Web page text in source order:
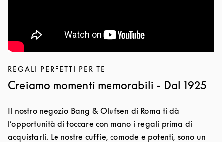
REGALI PERFETTI PER TE
Creiamo momenti memorabili - Dal 1925
Il nostro negozio Bang & Olufsen di Roma ti dà
l’opportunità di toccare con mano i regali prima di
acquistarli. Le nostre cuffie, comode e potenti, sono un